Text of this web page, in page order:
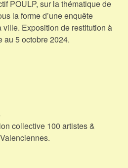
POULP, sur la thématique de
la forme d’une enquête
ville. Exposition de restitution à
au 5 octobre 2024.
collective 100 artistes &